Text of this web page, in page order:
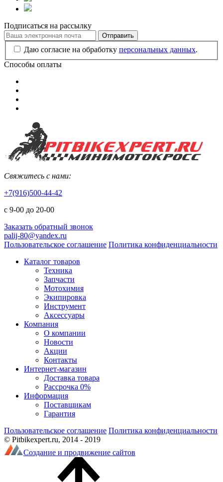
Подписаться на рассылку
Отправить
Даю согласие на обработку персональных данных.
Способы оплаты
Свяжитесь с нами:
+7(916)500-44-42
с 9-00 до 20-00
Заказать обратный звонок
palij-80@yandex.ru
Пользовательское соглашение Политика конфиденциальности
Каталог товаров
Техника
Запчасти
Мотохимия
Экипировка
Инструмент
Аксессуары
Компания
О компании
Новости
Акции
Контакты
Интернет-магазин
Доставка товара
Рассрочка 0%
Информация
Поставщикам
Гарантия
Пользовательское соглашение Политика конфиденциальности
© Pitbikexpert.ru, 2014 - 2019
Создание и продвижение сайтов